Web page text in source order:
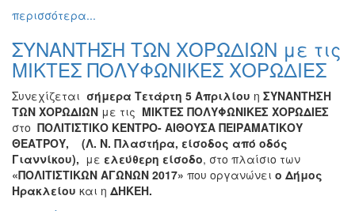
περισσότερα...
ΣΥΝΑΝΤΗΣΗ ΤΩΝ ΧΟΡΩΔΙΩΝ με τις
ΜΙΚΤΕΣ ΠΟΛΥΦΩΝΙΚΕΣ ΧΟΡΩΔΙΕΣ
Συνεχίζεται σήμερα Τετάρτη 5 Απριλίου η ΣΥΝΑΝΤΗΣΗ
ΤΩΝ ΧΟΡΩΔΙΩΝ με τις ΜΙΚΤΕΣ ΠΟΛΥΦΩΝΙΚΕΣ ΧΟΡΩΔΙΕΣ
στο ΠΟΛΙΤΙΣΤΙΚΟ ΚΕΝΤΡΟ- ΑΙΘΟΥΣΑ ΠΕΙΡΑΜΑΤΙΚΟΥ
ΘΕΑΤΡΟΥ, (Λ. Ν. Πλαστήρα, είσοδος από οδός
Γιαννίκου), με ελεύθερη είσοδο, στο πλαίσιο των
«ΠΟΛΙΤΙΣΤΙΚΩΝ ΑΓΩΝΩΝ 2017» που οργανώνει ο Δήμος
Ηρακλείου και η ΔΗΚΕΗ.